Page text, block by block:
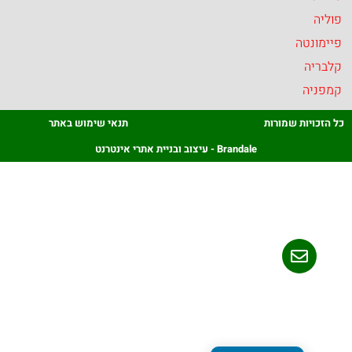
שמורות
תנאי שימוש באתר
Brandale - עיצוב ובניית אתרי אינטרנט